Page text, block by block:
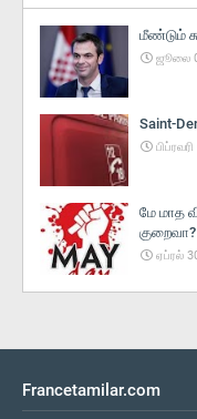
மீண்டும்
ஜூலை
Saint-
மே மாத
குறைவா?
ஏப்ரல்
Francetamilar.com